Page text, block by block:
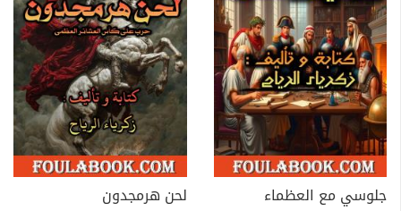
جلوسي مع العظماء لحن هرمجدون